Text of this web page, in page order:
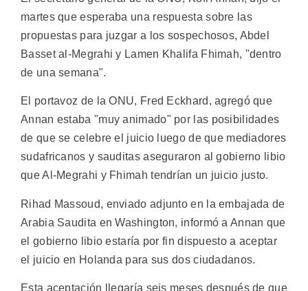
martes que esperaba una respuesta sobre las
propuestas para juzgar a los sospechosos, Abdel
Basset al-Megrahi y Lamen Khalifa Fhimah, "dentro
de una semana".
El portavoz de la ONU, Fred Eckhard, agregó que
Annan estaba "muy animado" por las posibilidades
de que se celebre el juicio luego de que mediadores
sudafricanos y sauditas aseguraron al gobierno libio
que Al-Megrahi y Fhimah tendrían un juicio justo.
Rihad Massoud, enviado adjunto en la embajada de
Arabia Saudita en Washington, informó a Annan que
el gobierno libio estaría por fin dispuesto a aceptar
el juicio en Holanda para sus dos ciudadanos.
Esta aceptación llegaría seis meses después de que